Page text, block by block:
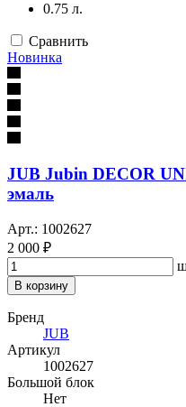
0.75 л.
Сравнить
Новинка
JUB Jubin DECOR
эмаль
Арт.: 1002627
2 000 ₽
В корзину
Бренд
JUB
Артикул
1002627
Большой блок
Нет